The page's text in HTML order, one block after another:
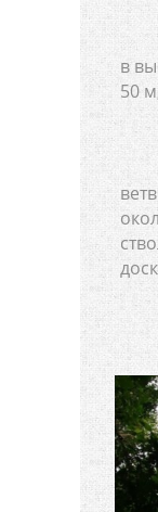
в
50